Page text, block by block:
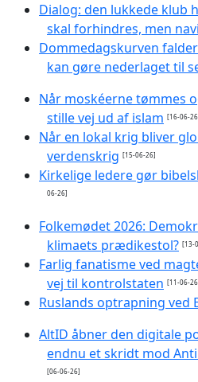
Dialog: den lukkede klub
skal forhindres, men
Dommedagskurven
kan gøre nederlaget til
Når moskéerne tømmes
stille vej ud af islam [16-06-
Når en lokal krig bliver
verdenskrig [15-06-26]
Kirkelige ledere gør
06-26]
Folkemødet 2026:
klimaets prædikestol? [13-
Farlig fanatisme ved
vej til kontrolstaten [11-06-
Ruslands optrapning ved
AltID åbner den digitale
endnu et skridt mod
[06-06-26]